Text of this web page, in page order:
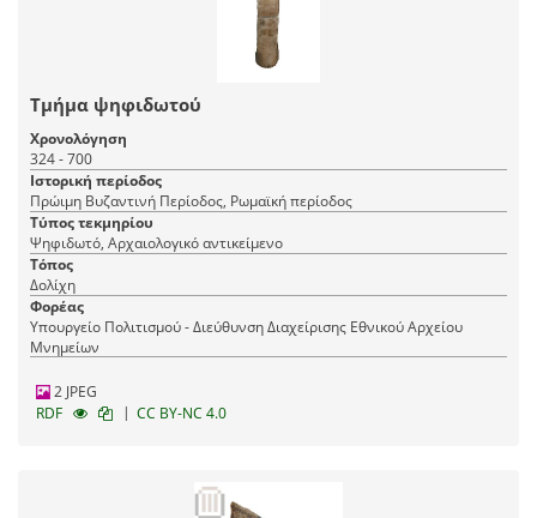
Τμήμα ψηφιδωτού
Χρονολόγηση
324 - 700
Ιστορική περίοδος
Πρώιμη Βυζαντινή Περίοδος, Ρωμαϊκή περίοδος
Τύπος τεκμηρίου
Ψηφιδωτό, Αρχαιολογικό αντικείμενο
Τόπος
Δολίχη
Φορέας
Υπουργείο Πολιτισμού - Διεύθυνση Διαχείρισης Εθνικού Αρχείου
Μνημείων
2 JPEG
RDF
| CC BY-NC 4.0